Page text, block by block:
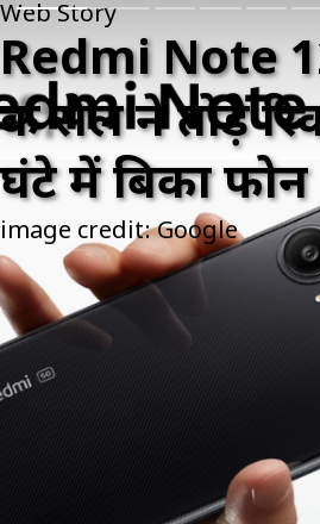
Web Story
Redmi Note
की सेल ने तोड़े
घंटे में बिका फोन
image credit: Google